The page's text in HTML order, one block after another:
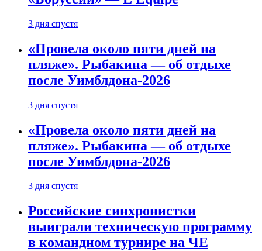
3 дня спустя
«Провела около пяти дней на
пляже». Рыбакина — об отдыхе
после Уимблдона-2026
3 дня спустя
«Провела около пяти дней на
пляже». Рыбакина — об отдыхе
после Уимблдона-2026
3 дня спустя
Российские синхронистки
выиграли техническую программу
в командном турнире на ЧЕ